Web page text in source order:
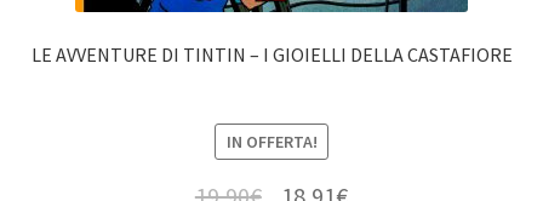
LE AVVENTURE DI TINTIN – I GIOIELLI DELLA CASTAFIORE
IN OFFERTA!